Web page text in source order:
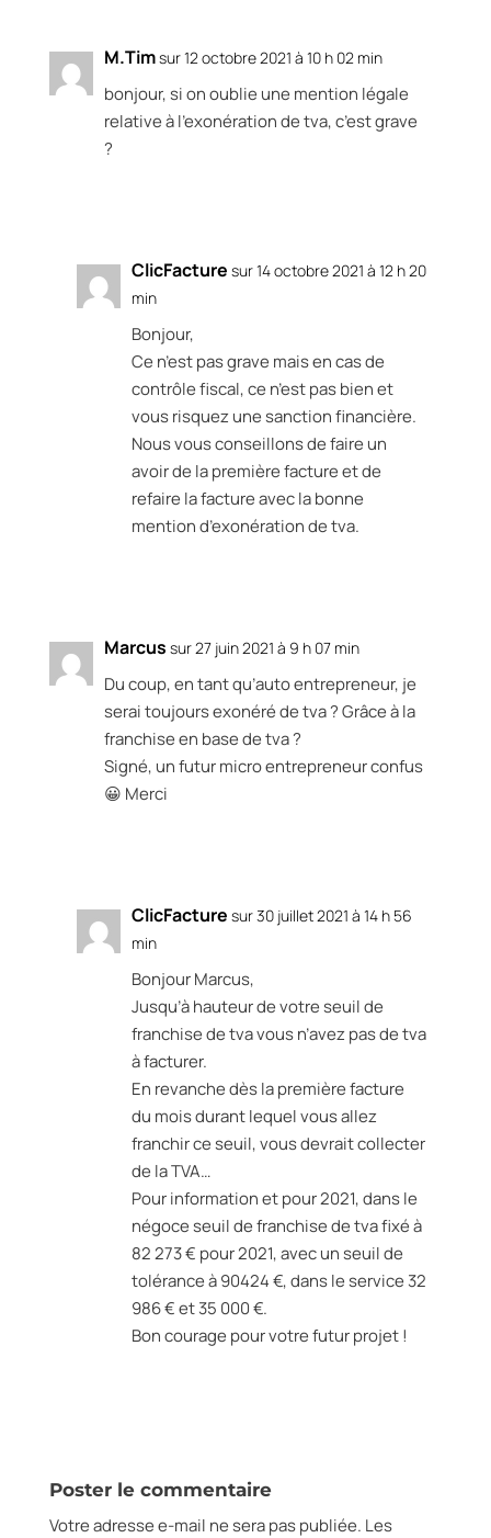
M.Timsur 12 octobre 2021 à 10 h 02 min
bonjour, si on oublie une mention légale
relative à l’exonération de tva, c’est grave
?
ClicFacture sur 14 octobre 2021 à 12 h 20
min
Bonjour,
Ce n’est pas grave mais en cas de
contrôle fiscal, ce n’est pas bien et
vous risquez une sanction financière.
Nous vous conseillons de faire un
avoir de la première facture et de
refaire la facture avec la bonne
mention d’exonération de tva.
Marcus sur 27 juin 2021 à 9 h 07 min
Du coup, en tant qu’auto entrepreneur, je
serai toujours exonéré de tva ? Grâce à la
franchise en base de tva ?
Signé, un futur micro entrepreneur confus
😀 Merci
ClicFacture sur 30 juillet 2021 à 14 h 56
min
Bonjour Marcus,
Jusqu’à hauteur de votre seuil de
franchise de tva vous n’avez pas de tva
à facturer.
En revanche dès la première facture
du mois durant lequel vous allez
franchir ce seuil, vous devrait collecter
de la TVA…
Pour information et pour 2021, dans le
négoce seuil de franchise de tva fixé à
82 273 € pour 2021, avec un seuil de
tolérance à 90424 €, dans le service 32
986 € et 35 000 €.
Bon courage pour votre futur projet !
Poster le commentaire
Votre adresse e-mail ne sera pas publiée. Les